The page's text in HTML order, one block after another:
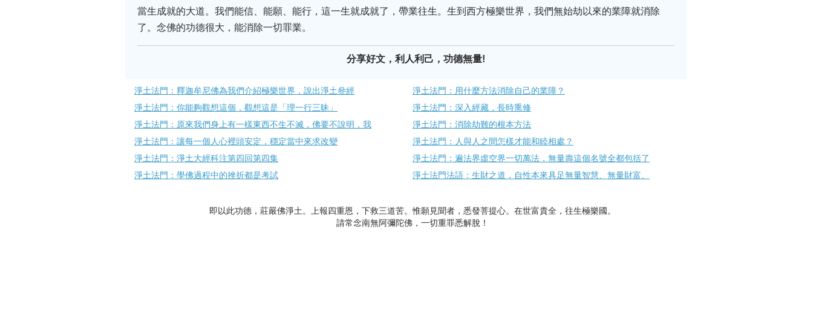
當生成就的大道。我們能信、能願、能行，這一生就成就了，帶業往生。生到西方極樂世界，我們無始劫以來的業障就消除
了。念佛的功德很大，能消除一切罪業。
分享好文，利人利己，功德無量!
淨土法門：釋迦牟尼佛為我們介紹極樂世界，說出淨土叄經
淨土法門：用什麼方法消除自己的業障？
淨土法門：你能夠觀想這個，觀想這是「理一行三昧」
淨土法門：深入經藏，長時熏修
淨土法門：原來我們身上有一樣東西不生不滅，佛要不說明，我
淨土法門：消除劫難的根本方法
淨土法門：讓每一個人心裡頭安定，穩定當中來求改變
淨土法門：人與人之間怎樣才能和睦相處？
淨土法門：淨土大經科注第四回第四集
淨土法門：遍法界虛空界一切萬法，無量壽這個名號全都包括了
淨土法門：學佛過程中的挫折都是考試
淨土法門法語：生財之道，自性本來具足無量智慧、無量財富、
即以此功德，莊嚴佛淨土。上報四重恩，下救三道苦。惟願見聞者，悉發菩提心。在世富貴全，往生極樂國。
請常念南無阿彌陀佛，一切重罪悉解脫！